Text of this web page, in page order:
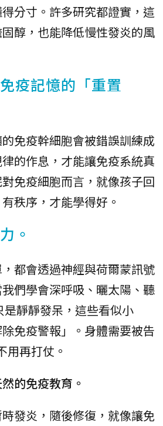
分寸。許多研究都證實，這
醇，也能降低慢性發炎的風
疫記憶的「重置
免疫幹細胞會被錯誤訓練成
律的作息，才能讓免疫系統真
免疫細胞而言，就像孩子回
秩序，才能學得好。
。
都會透過神經與荷爾蒙訊號
們學會深呼吸、曬太陽、聽
是靜靜發呆，這些看似小
免疫警報」。身體需要被告
用再打仗。
的免疫教育。
發炎，隨後修復，就像讓免